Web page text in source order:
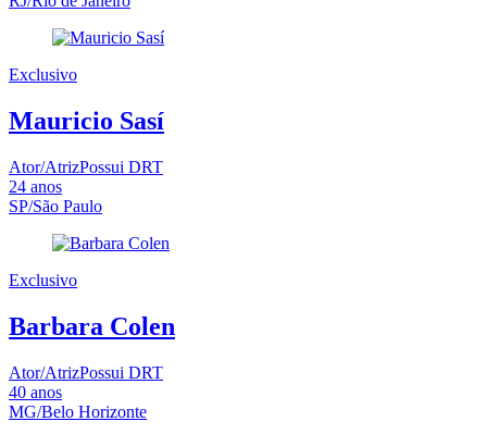
Exclusivo
Mauricio Sasí
Ator/AtrizPossui DRT
24 anos
SP/São Paulo
Exclusivo
Barbara Colen
Ator/AtrizPossui DRT
40 anos
MG/Belo Horizonte